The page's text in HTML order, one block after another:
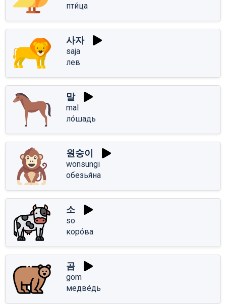
пти́ца
사자
saja
лев
말
mal
ло́шадь
원숭이
wonsungi
обезья́на
소
so
коро́ва
곰
gom
медве́дь